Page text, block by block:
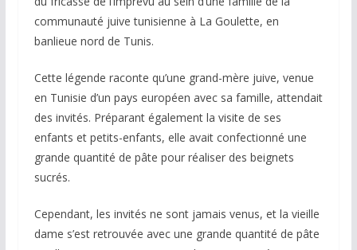
communauté juive tunisienne à La Goulette, en
banlieue nord de Tunis.
Cette légende raconte qu’une grand-mère juive, venue
en Tunisie d’un pays européen avec sa famille, attendait
des invités. Préparant également la visite de ses
enfants et petits-enfants, elle avait confectionné une
grande quantité de pâte pour réaliser des beignets
sucrés.
Cependant, les invités ne sont jamais venus, et la vieille
dame s’est retrouvée avec une grande quantité de pâte